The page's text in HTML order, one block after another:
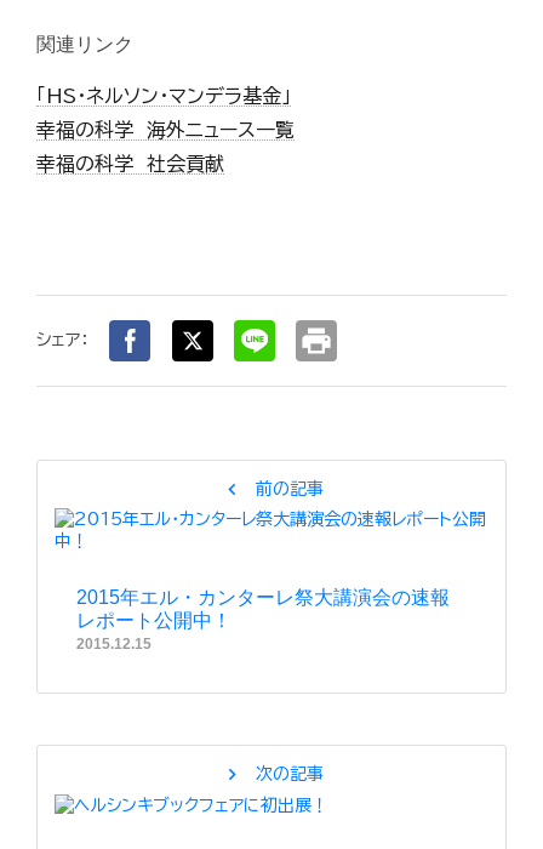
関連リンク
「HS・ネルソン・マンデラ基金」
幸福の科学 海外ニュース一覧
幸福の科学 社会貢献
シェア： print
chevron_left 前の記事
2015年エル・カンターレ祭大講演会の速報
レポート公開中！
2015.12.15
chevron_right 次の記事